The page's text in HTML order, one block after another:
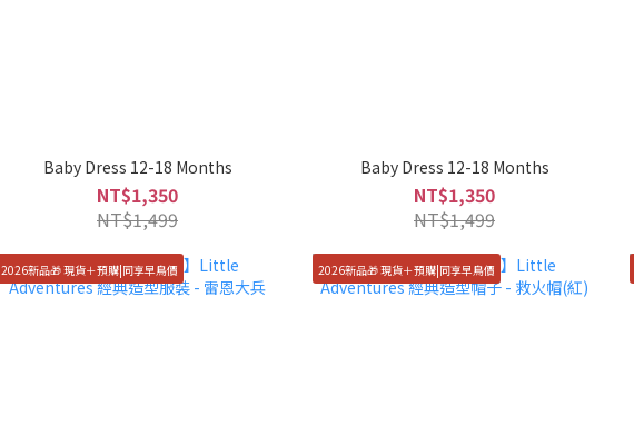
Baby Dress 12-18 Months
NT$1,350
NT$1,499
Baby Dress 12-18 Months
NT$1,350
NT$1,499
2026新品🎁 現貨＋預購|同享早鳥價 2026新品🎁 現貨＋預購|同享早鳥價